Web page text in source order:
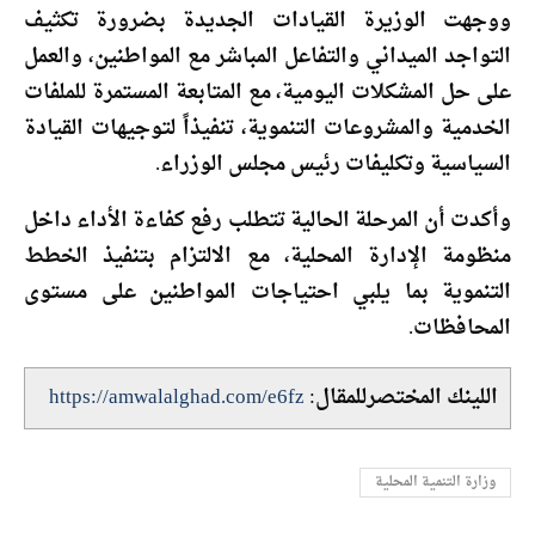
ووجهت الوزيرة القيادات الجديدة بضرورة تكثيف
التواجد الميداني والتفاعل المباشر مع المواطنين، والعمل
على حل المشكلات اليومية، مع المتابعة المستمرة للملفات
الخدمية والمشروعات التنموية، تنفيذاً لتوجيهات القيادة
السياسية وتكليفات رئيس مجلس الوزراء.
وأكدت أن المرحلة الحالية تتطلب رفع كفاءة الأداء داخل
منظومة الإدارة المحلية، مع الالتزام بتنفيذ الخطط
التنموية بما يلبي احتياجات المواطنين على مستوى
المحافظات.
اللينك المختصرللمقال:https://amwalalghad.com/e6fz
وزارة التنمية المحلية